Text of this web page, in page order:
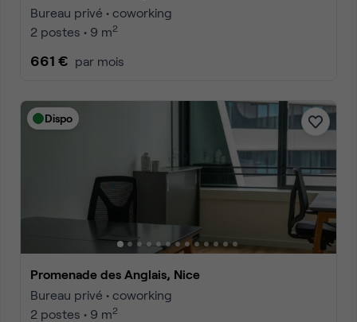
Bureau privé • coworking
2 postes • 9 m2
661 € par mois
Dispo
Promenade des Anglais, Nice
Bureau privé • coworking
2 postes • 9 m2